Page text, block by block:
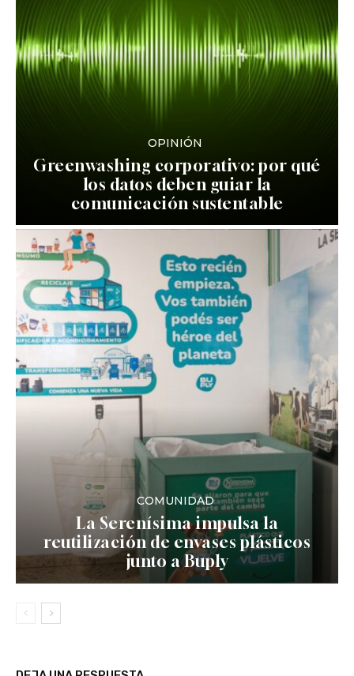
OPINIÓN
Greenwashing corporativo: por qué
los datos deben guiar la
comunicación sustentable
COMUNIDAD
La Serenísima impulsa la
reutilización de envases plásticos
junto a Buply